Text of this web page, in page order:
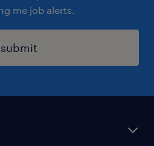
me job alerts.
submit